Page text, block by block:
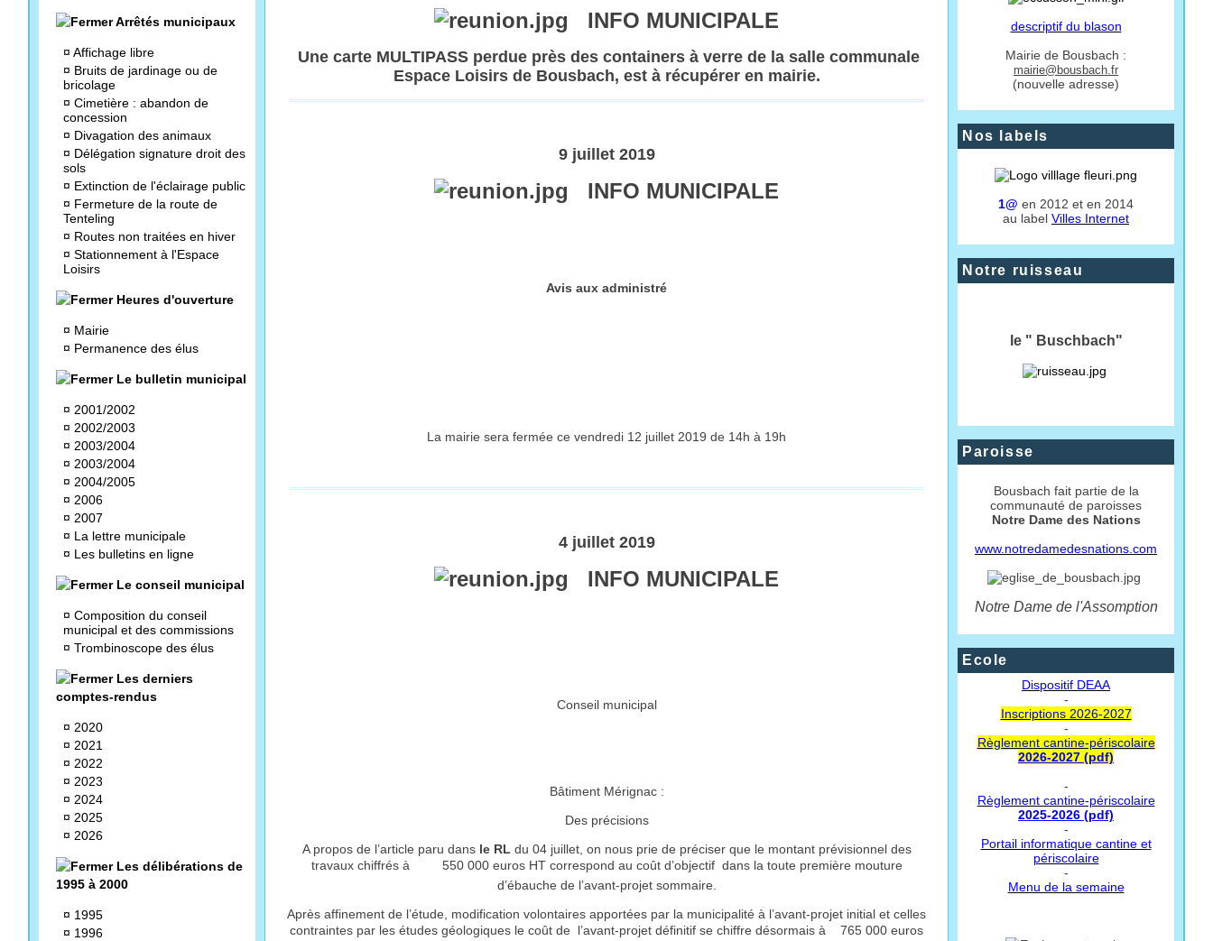
Arrêtés municipaux
¤ Affichage libre
¤ Bruits de jardinage ou de
bricolage
¤ Cimetière : abandon de
concession
¤ Divagation des animaux
¤ Délégation signature droit des
sols
¤ Extinction de l'éclairage public
¤ Fermeture de la route de
Tenteling
¤ Routes non traitées en hiver
¤ Stationnement à l'Espace
Loisirs
Heures d'ouverture
¤ Mairie
¤ Permanence des élus
Le bulletin municipal
¤ 2001/2002
¤ 2002/2003
¤ 2003/2004
¤ 2003/2004
¤ 2004/2005
¤ 2006
¤ 2007
¤ La lettre municipale
¤ Les bulletins en ligne
Le conseil municipal
¤ Composition du conseil
municipal et des commissions
¤ Trombinoscope des élus
Les derniers
comptes-rendus
¤ 2020
¤ 2021
¤ 2022
¤ 2023
¤ 2024
¤ 2025
¤ 2026
Les délibérations de
1995 à 2000
¤ 1995
¤ 1996
INFO MUNICIPALE
Une carte MULTIPASS perdue près des containers à verre de la salle communale
Espace Loisirs de Bousbach, est à récupérer en mairie.
9 juillet 2019
INFO MUNICIPALE
Avis aux administré
La mairie sera fermée ce vendredi 12 juillet 2019 de 14h à 19h
4 juillet 2019
INFO MUNICIPALE
Conseil municipal
Bâtiment Mérignac :
Des précisions
A propos de l’article paru dans le RL du 04 juillet, on nous prie de préciser que le montant prévisionnel des
travaux chiffrés à 550 000 euros HT correspond au coût d’objectif  dans la toute première mouture
d’ébauche de l’avant-projet sommaire.
Après affinement de l’étude, modification volontaires apportées par la municipalité à l’avant-projet initial et celles
contraintes par les études géologiques le coût de  l’avant-projet définitif se chiffre désormais à 765 000 euros
descriptif du blason
Mairie de Bousbach :
mairie@bousbach.fr
(nouvelle adresse)
Nos labels
1@ en 2012 et en 2014
au label Villes Internet
Notre ruisseau
le " Buschbach"
Paroisse
Bousbach fait partie de la
communauté de paroisses
Notre Dame des Nations
www.notredamedesnations.com
Notre Dame de l'Assomption
Ecole
Dispositif DEAA
-
Inscriptions 2026-2027
-
Règlement cantine-périscolaire
2026-2027 (pdf)
-
Règlement cantine-périscolaire
2025-2026 (pdf)
-
Portail informatique cantine et
périscolaire
-
Menu de la semaine